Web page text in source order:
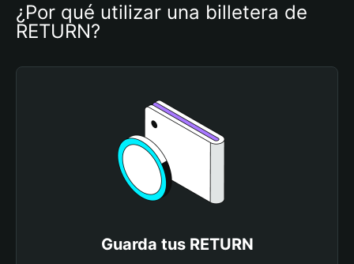
¿Por qué utilizar una billetera de
RETURN?
Guarda tus RETURN